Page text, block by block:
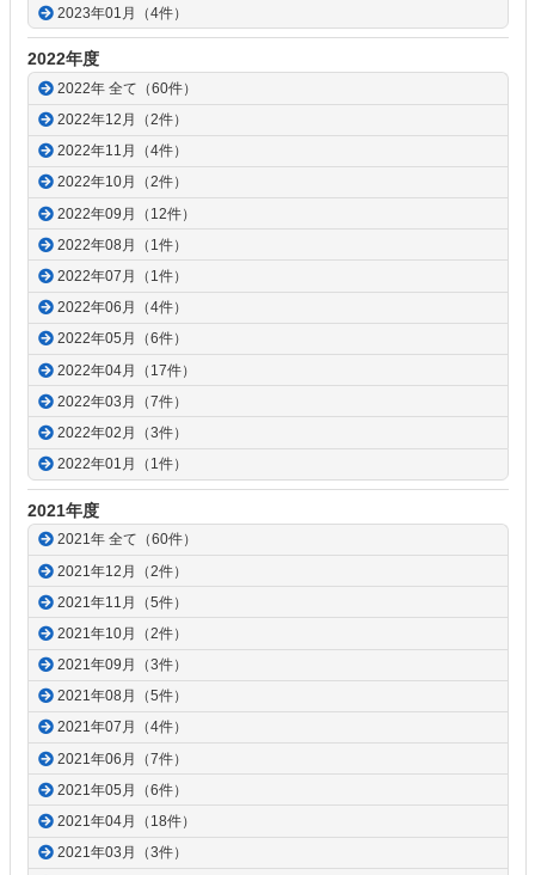
2023年01月（4件）
2022年度
2022年 全て（60件）
2022年12月（2件）
2022年11月（4件）
2022年10月（2件）
2022年09月（12件）
2022年08月（1件）
2022年07月（1件）
2022年06月（4件）
2022年05月（6件）
2022年04月（17件）
2022年03月（7件）
2022年02月（3件）
2022年01月（1件）
2021年度
2021年 全て（60件）
2021年12月（2件）
2021年11月（5件）
2021年10月（2件）
2021年09月（3件）
2021年08月（5件）
2021年07月（4件）
2021年06月（7件）
2021年05月（6件）
2021年04月（18件）
2021年03月（3件）